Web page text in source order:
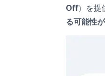
Off）を提
る可能性